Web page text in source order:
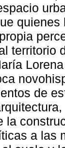
territorio
de
la
a las